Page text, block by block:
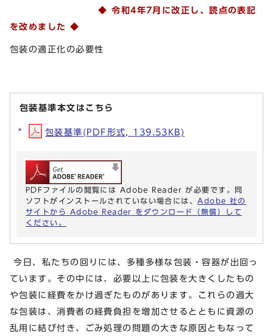
◆ 令和4年7月に改正 し、読点の表記
を改めました ◆
包装の適正化の必要性
包装基準本文はこちら
包装基準(PDF形式, 139.53KB)
PDFファイルの閲覧には Adobe Reader が必要です。同
ソフトがインストールされていない場合には、 Adobe 社の
サイトから Adobe Reader をダウンロード（無償）して
ください。
今日、私たちの回りには、多種多様な包装・容器が出回っ
ています。その中には、必要以上に包装を大きくしたもの
や包装に経費をかけ過ぎたものがあります。これらの過大
な包装は、消費者の経費負担を増加させるとともに資源の
乱用に結び付き、ごみ処理の問題の大きな原因ともなって